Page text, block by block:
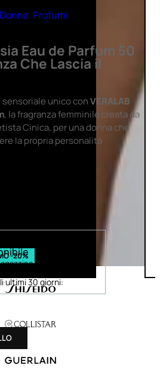
Profumi
Eau de Parfum 50
Che Lascia il
unico conVERALAB
, la fragranza femminile creata da
Cinica, per una donna che
la propria personalità
-20%
ultimi 30 giorni:
in 24 h